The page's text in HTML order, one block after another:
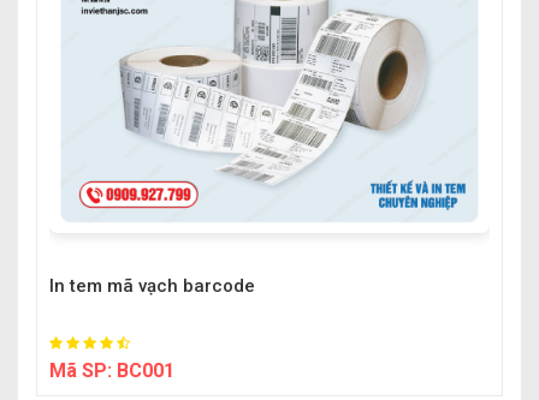
In tem mã vạch barcode
Mã SP: BC001